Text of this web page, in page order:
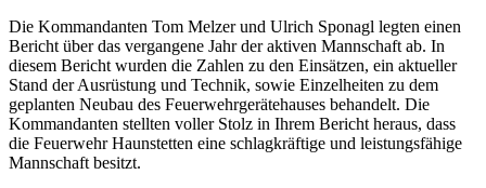
Die Kommandanten Tom Melzer und Ulrich Sponagl legten einen
Bericht über das vergangene Jahr der aktiven Mannschaft ab. In
diesem Bericht wurden die Zahlen zu den Einsätzen, ein aktueller
Stand der Ausrüstung und Technik, sowie Einzelheiten zu dem
geplanten Neubau des Feuerwehrgerätehauses behandelt. Die
Kommandanten stellten voller Stolz in Ihrem Bericht heraus, dass
die Feuerwehr Haunstetten eine schlagkräftige und leistungsfähige
Mannschaft besitzt.